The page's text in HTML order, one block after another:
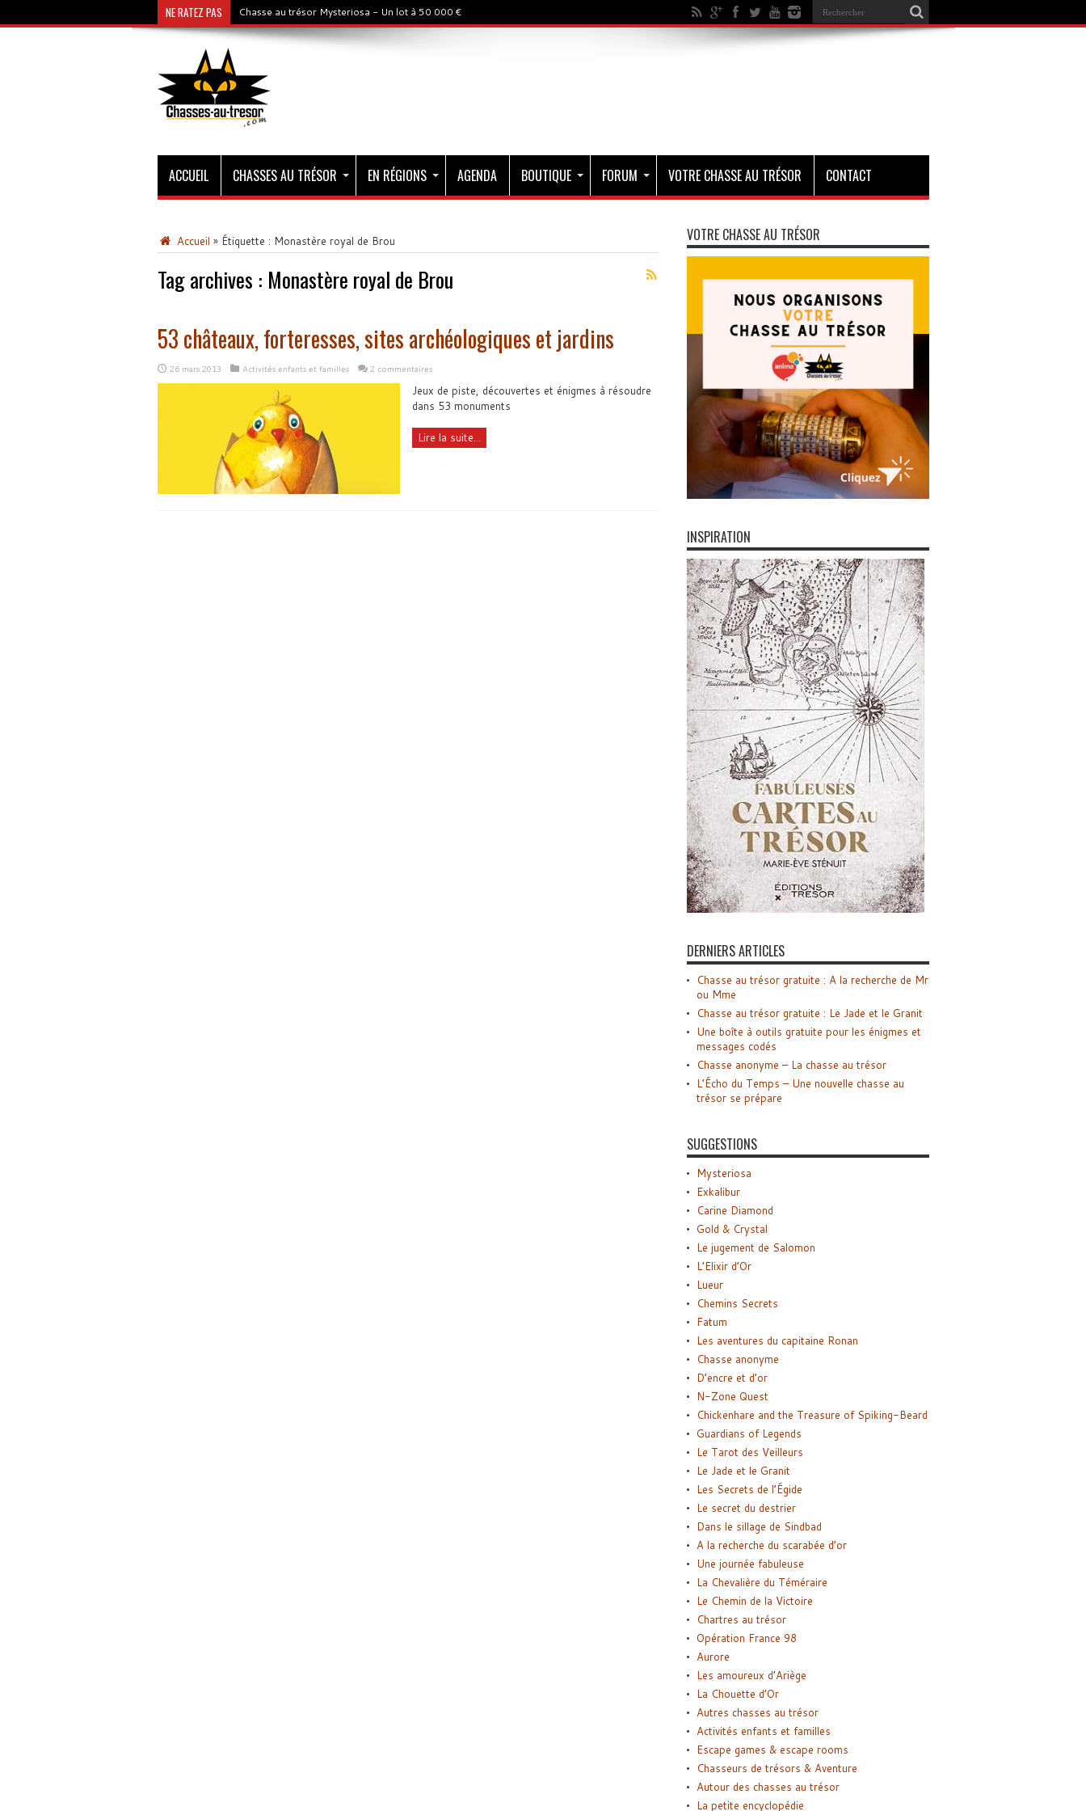
NE RATEZ PAS Chasse au trésor Mysteriosa - Un lot à 50 000 €
ACCUEIL CHASSES AU TRÉSOR EN RÉGIONS AGENDA BOUTIQUE FORUM VOTRE CHASSE AU TRÉSOR CONTACT
Accueil » Étiquette : Monastère royal de Brou
Tag archives : Monastère royal de Brou
53 châteaux, forteresses, sites archéologiques et jardins
26 mars 2013 Activités enfants et familles 2 commentaires
Jeux de piste, découvertes et énigmes à résoudre
dans 53 monuments
Lire la suite...
VOTRE CHASSE AU TRÉSOR
INSPIRATION
DERNIERS ARTICLES
Chasse au trésor gratuite : A la recherche de Mr
ou Mme
Chasse au trésor gratuite : Le Jade et le Granit
Une boîte à outils gratuite pour les énigmes et
messages codés
Chasse anonyme – La chasse au trésor
L’Écho du Temps – Une nouvelle chasse au
trésor se prépare
SUGGESTIONS
Mysteriosa
Exkalibur
Carine Diamond
Gold & Crystal
Le jugement de Salomon
L’Elixir d’Or
Lueur
Chemins Secrets
Fatum
Les aventures du capitaine Ronan
Chasse anonyme
D’encre et d’or
N-Zone Quest
Chickenhare and the Treasure of Spiking-Beard
Guardians of Legends
Le Tarot des Veilleurs
Le Jade et le Granit
Les Secrets de l’Égide
Le secret du destrier
Dans le sillage de Sindbad
A la recherche du scarabée d’or
Une journée fabuleuse
La Chevalière du Téméraire
Le Chemin de la Victoire
Chartres au trésor
Opération France 98
Aurore
Les amoureux d’Ariège
La Chouette d’Or
Autres chasses au trésor
Activités enfants et familles
Escape games & escape rooms
Chasseurs de trésors & Aventure
Autour des chasses au trésor
La petite encyclopédie